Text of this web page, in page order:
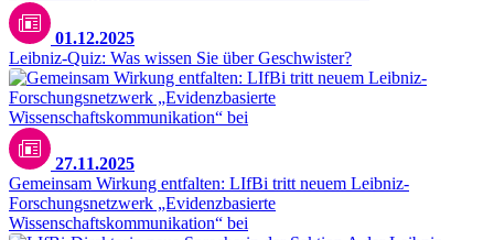
01.12.2025
Leibniz-Quiz: Was wissen Sie über Geschwister?
27.11.2025
Gemeinsam Wirkung entfalten: LIfBi tritt neuem Leibniz-
Forschungsnetzwerk „Evidenzbasierte
Wissenschaftskommunikation“ bei